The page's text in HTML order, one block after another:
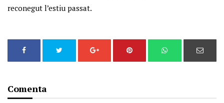
reconegut l’estiu passat.
Comenta